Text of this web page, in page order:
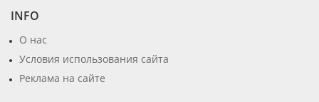
INFO
О нас
Условия использования сайта
Реклама на сайте